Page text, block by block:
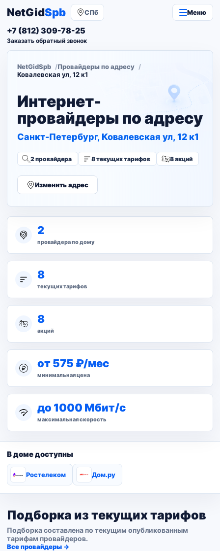
NetGidSpb СПб Меню
+7 (812) 309-78-25
Заказать обратный звонок
NetGidSpb
Провайдеры по адресу
Ковалевская ул, 12 к1
Интернет-
провайдеры по адресу
Санкт-Петербург, Ковалевская ул, 12 к1
2 провайдера 8 текущих тарифов 8 акций
Изменить адрес
2
провайдера по дому
8
текущих тарифов
8
акций
от 575 ₽/мес
минимальная цена
до 1000 Мбит/с
максимальная скорость
В доме доступны
Ростелеком Дом.ру
Подборка из текущих тарифов
Подборка составлена по текущим опубликованным
тарифам провайдеров.
Все провайдеры →